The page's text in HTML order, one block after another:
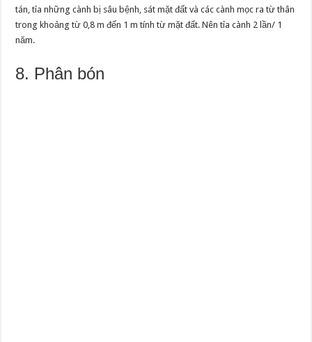
tán, tỉa những cành bị sâu bệnh, sát mặt đất và các cành mọc ra từ thân
trong khoảng từ 0,8 m đến 1 m tính từ mặt đất. Nên tỉa cành 2 lần/ 1
năm.
8. Phân bón